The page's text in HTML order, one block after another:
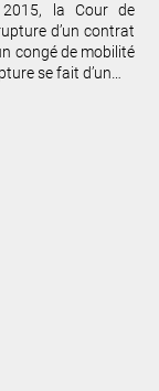
la Cour de
d’un contrat
congé de mobilité
se fait d’un…